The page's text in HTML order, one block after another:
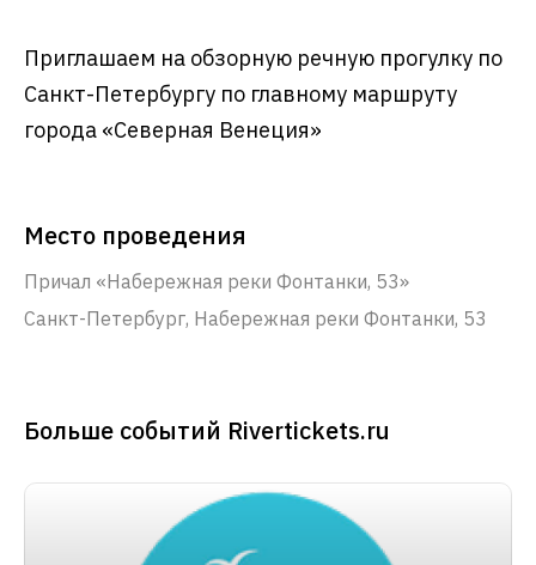
Приглашаем на обзорную речную прогулку по
Санкт-Петербургу по главному маршруту
города «Северная Венеция»
Место проведения
Причал «Набережная реки Фонтанки, 53»
Санкт-Петербург, Набережная реки Фонтанки, 53
Больше событий Rivertickets.ru